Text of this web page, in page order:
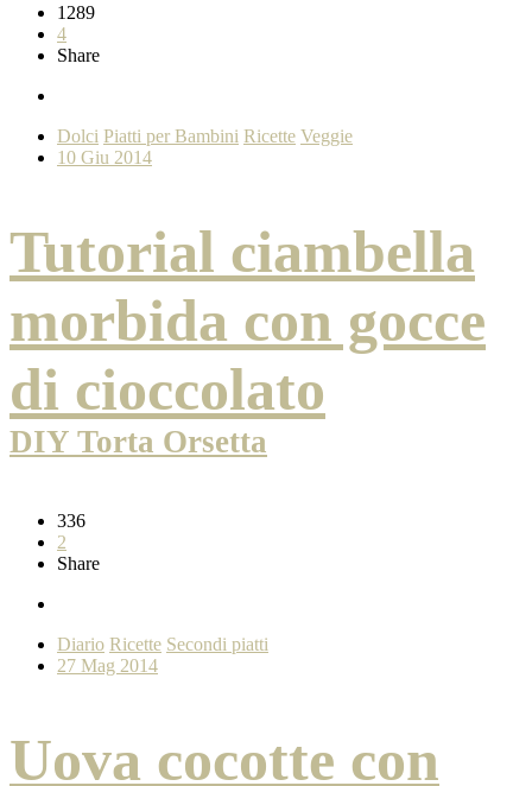
1289
4
Share
Dolci Piatti per Bambini Ricette Veggie
10 Giu 2014
Tutorial ciambella
morbida con gocce
di cioccolato
DIY Torta Orsetta
336
2
Share
Diario Ricette Secondi piatti
27 Mag 2014
Uova cocotte con